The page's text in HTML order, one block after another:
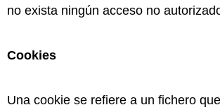
no exista ningún acceso no
Cookies
Una cookie se refiere a un fichero